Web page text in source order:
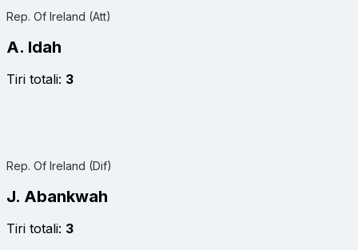
Rep. Of Ireland (Att)
A. Idah
Tiri totali: 3
Rep. Of Ireland (Dif)
J. Abankwah
Tiri totali: 3